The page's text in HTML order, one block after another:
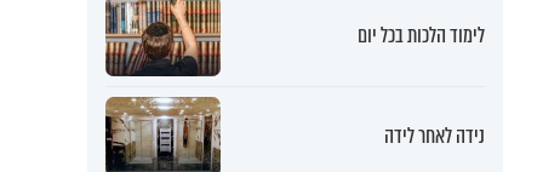
לימוד הלכות בכל יום
נידה לאחר לידה